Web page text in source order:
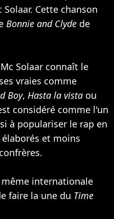
Cette chanson
Bonnie and Clyde de
Solaar connaît le
vraies comme
Boy, Hasta la vista ou
considéré comme l'un
à populariser le rap en
élaborés et moins
internationale
faire la une du Time